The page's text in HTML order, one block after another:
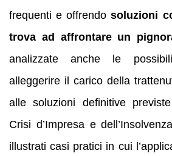
frequenti e offrendosoluzioni
trova ad affrontare un
analizzate anche le
alleggerire il carico della
alle soluzioni definitive
Crisi d’Impresa e
illustrati casi pratici in cui